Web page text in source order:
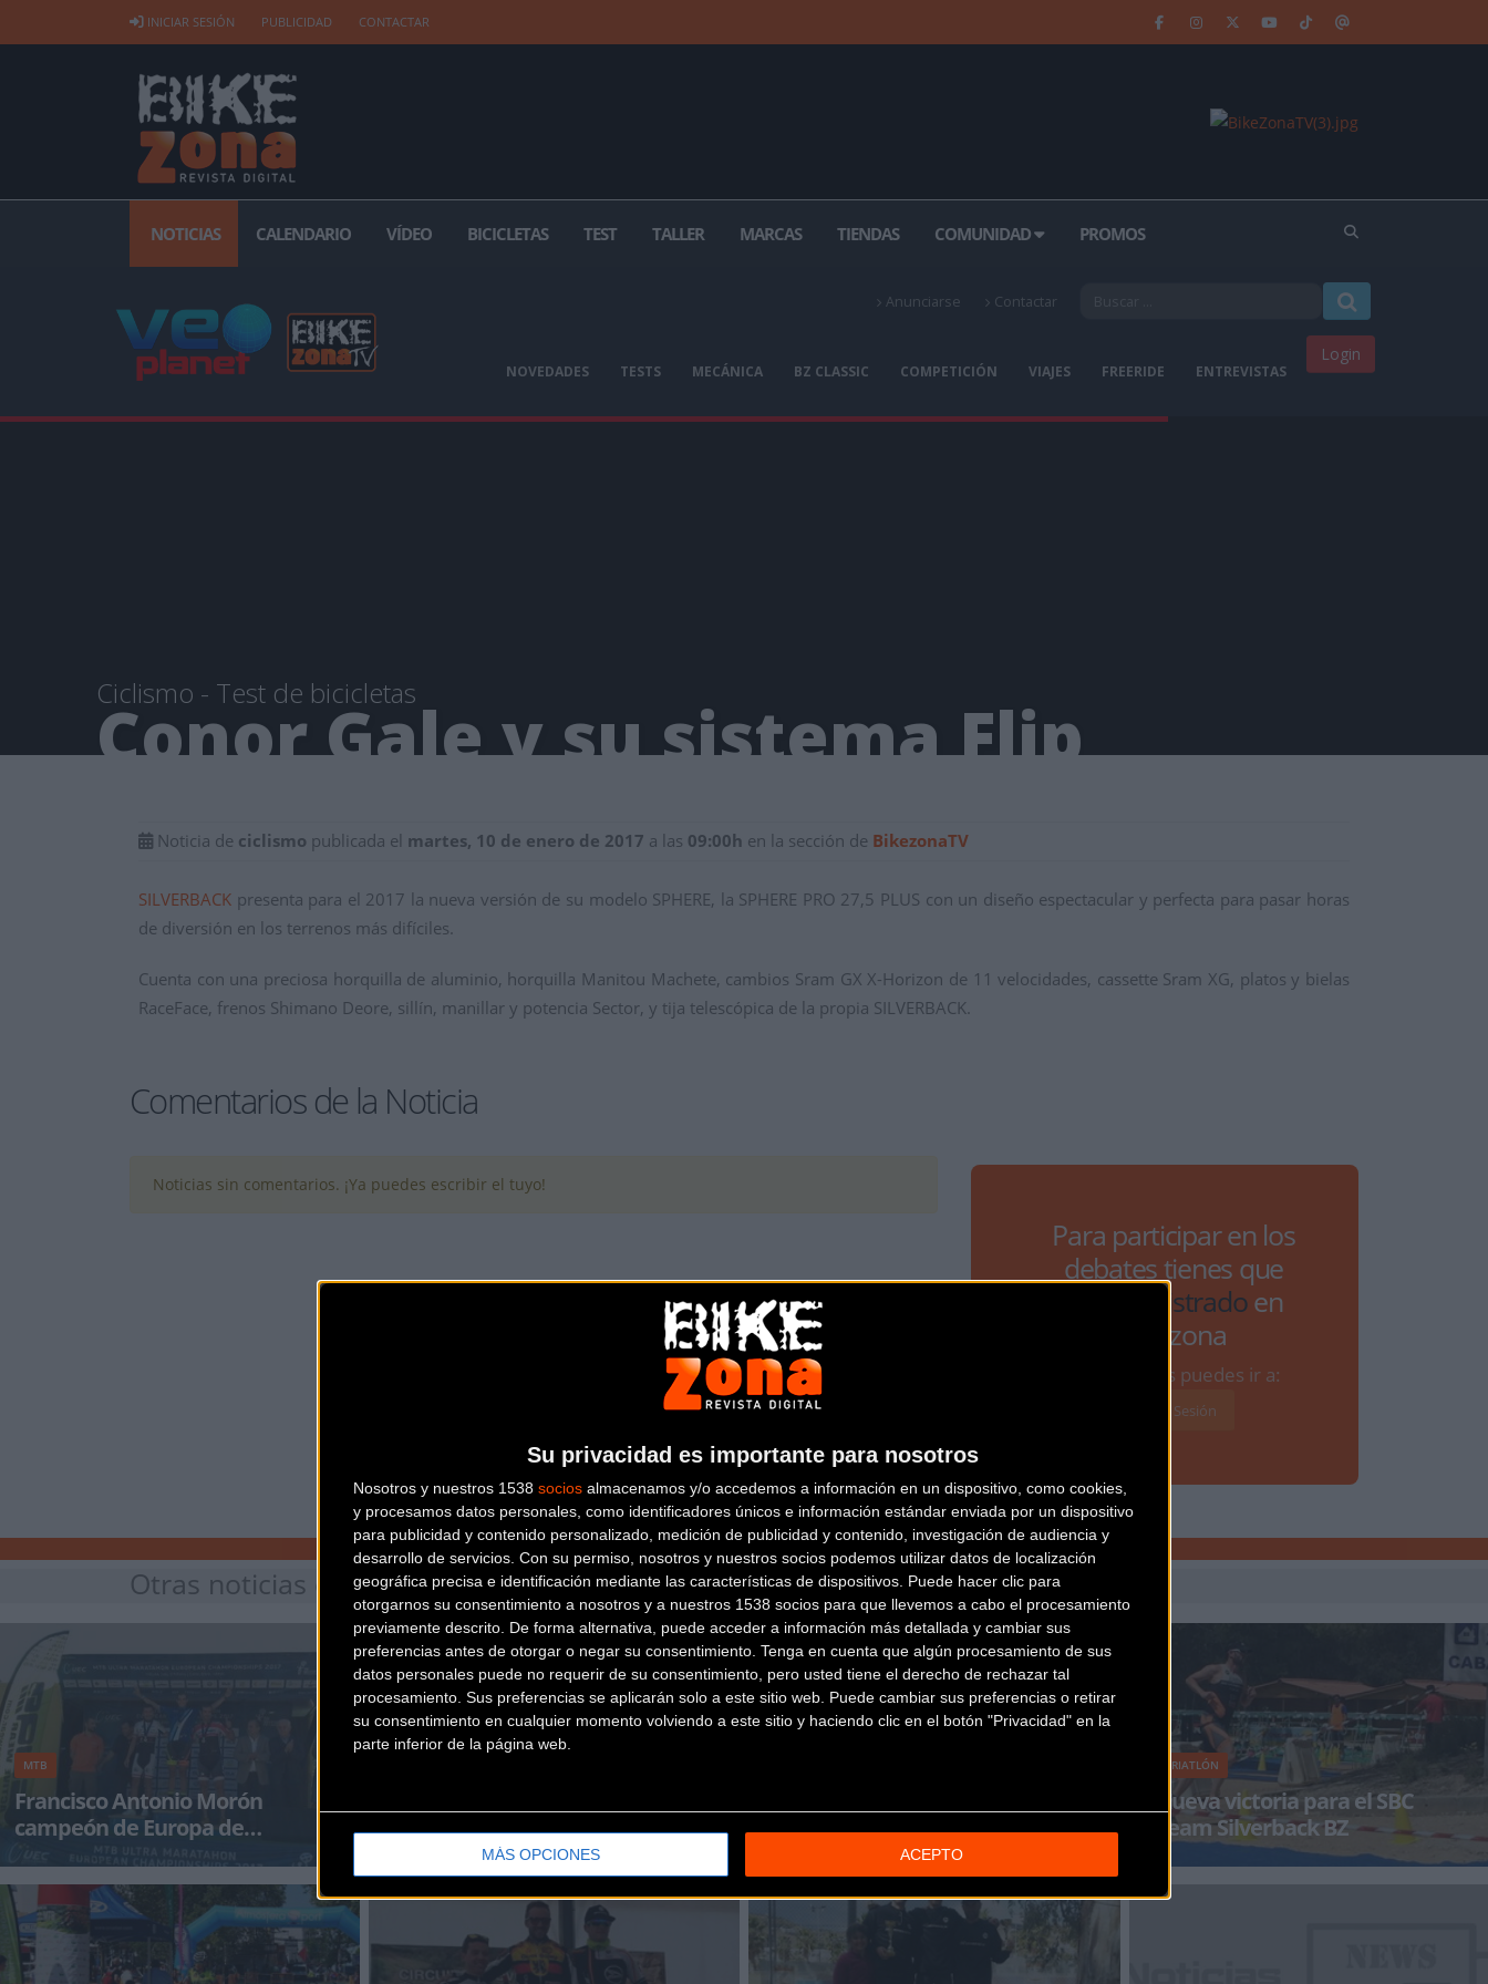
Su privacidad es importante para nosotros
Nosotros y nuestros 1538 socios almacenamos y/o accedemos a información en un dispositivo, como cookies,
y procesamos datos personales, como identificadores únicos e información estándar enviada por un dispositivo
para publicidad y contenido personalizado, medición de publicidad y contenido, investigación de audiencia y
desarrollo de servicios. Con su permiso, nosotros y nuestros socios podemos utilizar datos de localización
geográfica precisa e identificación mediante las características de dispositivos. Puede hacer clic para
otorgarnos su consentimiento a nosotros y a nuestros 1538 socios para que llevemos a cabo el procesamiento
previamente descrito. De forma alternativa, puede acceder a información más detallada y cambiar sus
preferencias antes de otorgar o negar su consentimiento. Tenga en cuenta que algún procesamiento de sus
datos personales puede no requerir de su consentimiento, pero usted tiene el derecho de rechazar tal
procesamiento. Sus preferencias se aplicarán solo a este sitio web. Puede cambiar sus preferencias o retirar
su consentimiento en cualquier momento volviendo a este sitio y haciendo clic en el botón "Privacidad" en la
parte inferior de la página web.
MÁS OPCIONES ACEPTO
INICIAR SESIÓN PUBLICIDAD CONTACTAR
NOTICIAS CALENDARIO VÍDEO BICICLETAS TEST TALLER MARCAS TIENDAS COMUNIDAD PROMOS
Noticia de ciclismo publicada el martes, 10 de enero de 2017 a las 09:00h en la sección de BikezonaTV
SILVERBACK presenta para el 2017 la nueva versión de su modelo SPHERE, la SPHERE PRO 27,5 PLUS con un diseño espectacular y perfecta para pasar horas
de diversión en los terrenos más difíciles.
Cuenta con una preciosa horquilla de aluminio, horquilla Manitou Machete, cambios Sram GX X-Horizon de 11 velocidades, cassette Sram XG, platos y bielas
RaceFace, frenos Shimano Deore, sillín, manillar y potencia Sector, y tija telescópica de la propia SILVERBACK.
Comentarios de la Noticia
Noticias sin comentarios. ¡Ya puedes escribir el tuyo!
Para participar en los
debates tienes que
registradoen
Bikezona
Si ya lo estás puedes ir a:
Iniciar Sesión
Otras noticias desilverback
MTB
Francisco Antonio Morón
campeón de Europa de
Ultramaratón Master 30
Francisco Antonio Morón, ciclista de Puente
Genil del equipo SBC Silverback España
Bikezona, se ha proclam
deslumbrando
De nuevo nuestro corredor del equipo SBC
Lopez vuelve a deslumbrar consigui
de Silverback en Stuttgart
No te pierdas nuestra visita al centro de
Stuttgart (Alemania), donde podemos ve
TRIATLÓN
Nueva victoria para el SBC
Team Silverback BZ
Nueva victoria para el SBC TEAM SILVERBACK
BZ, este fin de semana se ha ganado en el III